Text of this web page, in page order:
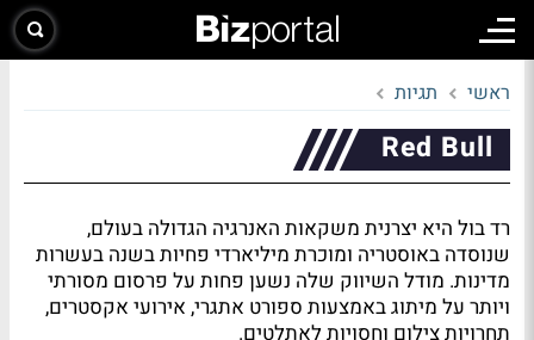
ראשי תגיות
Red Bull
רד בול היא יצרנית משקאות האנרגיה הגדולה בעולם,
שנוסדה באוסטריה ומוכרת מיליארדי פחיות בשנה בעשרות
מדינות. מודל השיווק שלה נשען פחות על פרסום מסורתי
ויותר על מיתוג באמצעות ספורט אתגרי, אירועי אקסטרים,
תחרויות צילום וחסויות לאתלטים.